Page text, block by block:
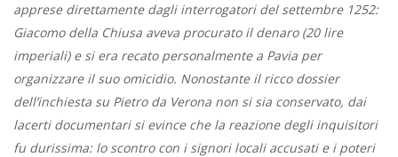
apprese direttamente dagli interrogatori del settembre 1252:
Giacomo della Chiusa aveva procurato il denaro (20 lire
imperiali) e si era recato personalmente a Pavia per
organizzare il suo omicidio. Nonostante il ricco dossier
dell’inchiesta su Pietro da Verona non si sia conservato, dai
lacerti documentari si evince che la reazione degli inquisitori
fu durissima: lo scontro con i signori locali accusati e i poteri